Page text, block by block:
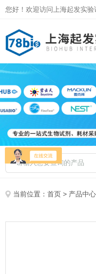
您好！欢迎访问上海起发实验
当前位置：首页 > 产品中心